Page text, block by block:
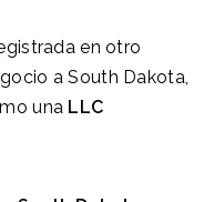
en otro
a South Dakota,
una LLC